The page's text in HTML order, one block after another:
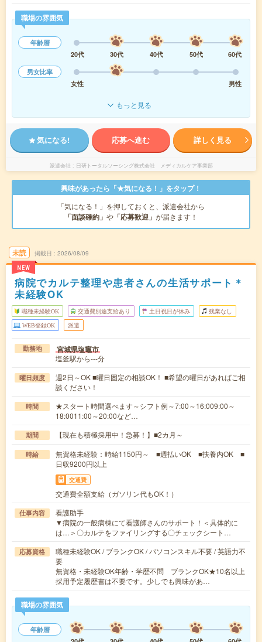
職場の雰囲気
年齢層
20代
30代 40代 50代
60代
男女比率
女性
男性
もっと見る
気になる! 応募へ進む 詳しく見る
派遣会社 日研トータルソーシング株式会社 メディカルケア事業部
興味があったら「★気になる！」をタップ！
「気になる！」を押しておくと、派遣会社から
「面談確約」 や 「応募歓迎」 が届きます！
未読
NEW
掲載日 2026/08/09
病院でカルテ整理や患者さんの生活サポート＊
未経験OK
職種未経験OK 交通費別途支給あり 土日祝日が休み 残業なし
WEB登録OK 派遣
勤務地 宮城県塩竈市
塩釜駅から---分
曜日頻度
週2日～OK ■曜日固定の相談OK！ ■希望の曜日があればご相
談ください！
時間
★スタート時間選べます～シフト例～7:00～16:009:00～
18:0011:00～20:00など…
期間 【現在も積極採用中！急募！】■2カ月～
時給
無資格未経験：時給1150円～ ■週払いOK ■扶養内OK ■
日収9200円以上
交通費
交通費全額支給（ガソリン代もOK！）
仕事内容
看護助手
▼病院の一般病棟にて看護師さんのサポート！＜具体的に
は…＞〇カルテをファイリングする〇チェックシート…
応募資格
職種未経験OK / ブランクOK / パソコンスキル不要 / 英語力不
要
無資格・未経験OK年齢・学歴不問 ブランクOK★10名以上
採用予定履歴書は不要です。少しでも興味があ…
職場の雰囲気
年齢層